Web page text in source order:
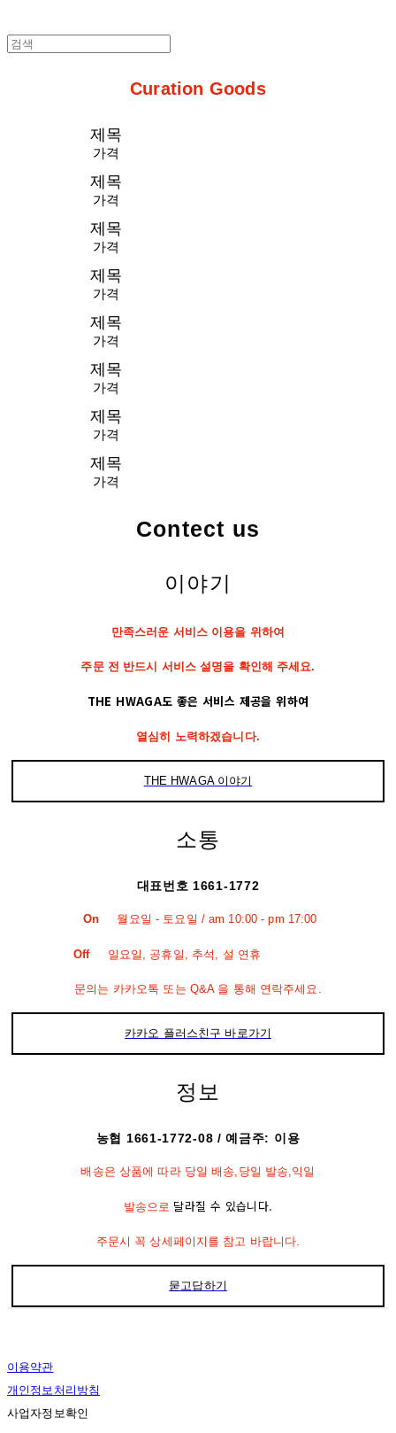
Curation Goods
제목
가격
제목
가격
제목
가격
제목
가격
제목
가격
제목
가격
제목
가격
제목
가격
Contect us
이야기
만족스러운 서비스 이용을 위하여
주문 전 반드시 서비스 설명을 확인해 주세요.
THE HWAGA도 좋은 서비스 제공을 위하여
열심히 노력하겠습니다.
THE HWAGA 이야기
소통
대표번호 1661-1772
On 월요일 - 토요일 / am 10:00 - pm 17:00
Off일요일, 공휴일, 추석, 설 연휴
문의는 카카오톡 또는 Q&A 을 통해 연락주세요.
카카오 플러스친구 바로가기
정보
농협 1661-1772-08 / 예금주: 이용
배송은 상품에 따라 당일 배송,당일 발송,익일
발송으로 달라질 수 있습니다.
주문시 꼭 상세페이지를 참고 바랍니다.
묻고답하기
이용약관
개인정보처리방침
사업자정보확인